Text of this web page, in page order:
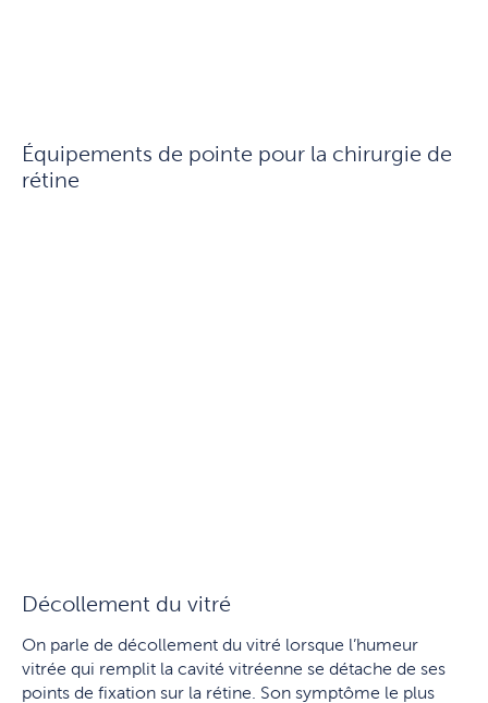
Équipements de pointe pour la chirurgie de
rétine
Décollement du vitré
On parle de décollement du vitré lorsque l’humeur
vitrée qui remplit la cavité vitréenne se détache de ses
points de fixation sur la rétine. Son symptôme le plus